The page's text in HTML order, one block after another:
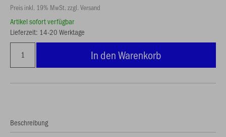
Preis inkl. 19% MwSt. zzgl. Versand
Artikel sofort verfügbar
Lieferzeit: 14-20 Werktage
In den Warenkorb
Beschreibung